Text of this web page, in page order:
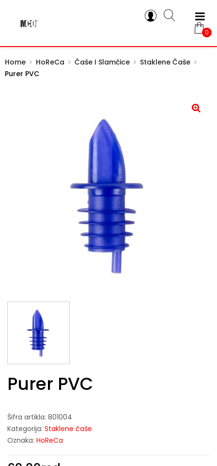
0
Home HoReCa Čaše I Slamčice
Staklene Čaše
Purer PVC
Purer PVC
Šifra artikla: 801004
Kategorija: Staklene čaše
Oznaka: HoReCa